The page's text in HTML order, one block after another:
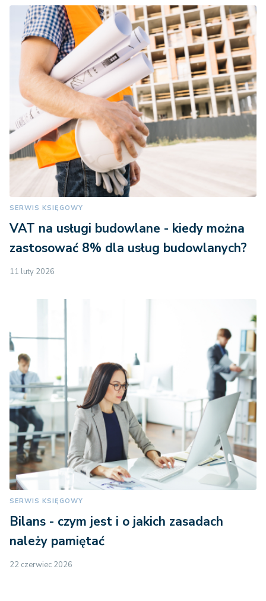
SERWIS KSIĘGOWY
VAT na usługi budowlane - kiedy można
zastosować 8% dla usług budowlanych?
11 luty 2026
SERWIS KSIĘGOWY
Bilans - czym jest i o jakich zasadach
należy pamiętać
22 czerwiec 2026